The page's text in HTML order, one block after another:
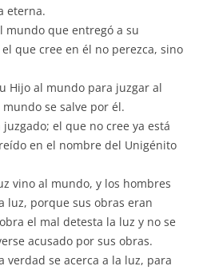
eterna.
mundo que entregó a su
que cree en él no perezca, sino
Hijo al mundo para juzgar al
se salve por él.
el que no cree ya está
en el nombre del Unigénito
vino al mundo, y los hombres
luz, porque sus obras eran
el mal detesta la luz y no se
acusado por sus obras.
verdad se acerca a la luz, para